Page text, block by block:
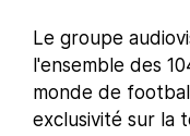
Le groupe
l'ensemble des
monde de
exclusivité sur la